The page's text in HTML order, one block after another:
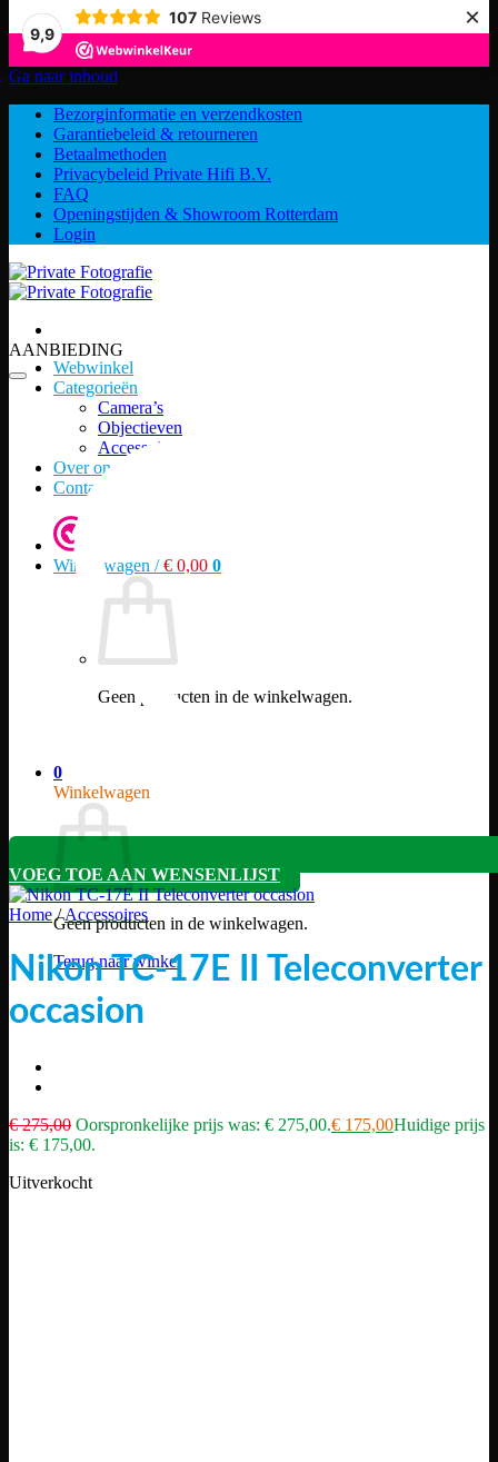
9,9
107 Reviews ×
Ga naar inhoud
Bezorginformatie en verzendkosten
Garantiebeleid & retourneren
Betaalmethoden
Privacybeleid Private Hifi B.V.
FAQ
Openingstijden & Showroom Rotterdam
Login
Webwinkel
Categorieën
Camera’s
Objectieven
Accessoires
Over ons
Contact
Winkelwagen /€ 0,00 0
Geen producten in de winkelwagen.
0
Winkelwagen
Geen producten in de winkelwagen.
Terug naar winkel
AANBIEDING
VOEG TOE AAN WENSENLIJST
Home / Accessoires
Nikon TC-17E II Teleconverter
occasion
€275,00 Oorspronkelijke prijs was: € 275,00.€ 175,00Huidige prijs
is: € 175,00.
Uitverkocht